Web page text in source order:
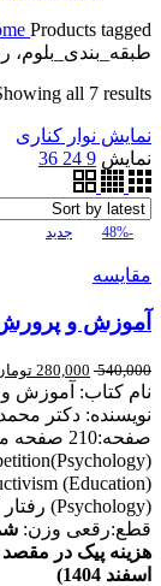
طبقه_بندی_بلوم،
all 7 results
نمایش نوار کناری
نمایش 9
24
36
-48% جدید
مقایسه
آموزش و پرورش
540,000
280,000
نام کتاب: آموزش و
قطع:رقعی وزن:
هزینه پیک در مقصد
اسفند 1404)